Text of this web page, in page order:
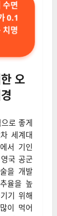
수면
0.1
치명
오
로 좋게
세계대
서 기인
국 공군
을 개발
율을 높
기 위해
이 먹어